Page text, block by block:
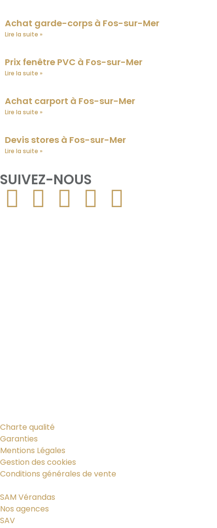
Achat garde-corps à Fos-sur-Mer
Lire la suite »
Prix fenêtre PVC à Fos-sur-Mer
Lire la suite »
Achat carport à Fos-sur-Mer
Lire la suite »
Devis stores à Fos-sur-Mer
Lire la suite »
SUIVEZ-NOUS
Charte qualité
Garanties
Mentions Légales
Gestion des cookies
Conditions générales de vente
SAM Vérandas
Nos agences
SAV